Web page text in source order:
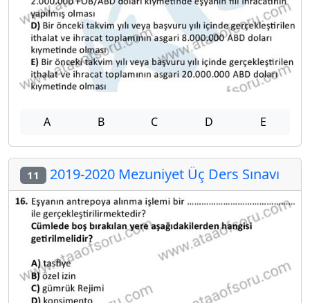
A B C D E
11 2019-2020 Mezuniyet Üç Ders Sınavı